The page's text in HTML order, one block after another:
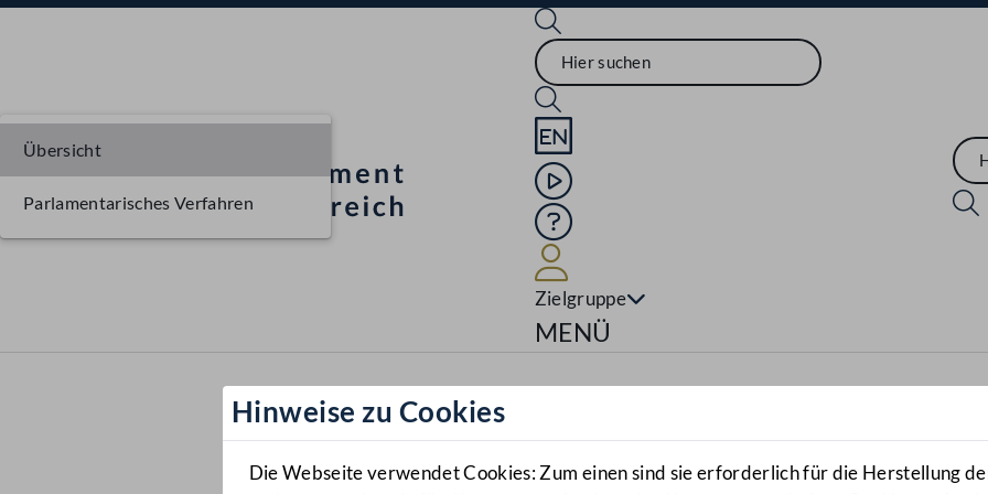
Sprache English
Mediathek
Hilfe
Zielgruppe
Navigationsmenü öffnen
MENÜ
Hinweise zu Cookies
Die Webseite verwendet Cookies: Zum einen sind sie erforderlich für die Herstellung
Übersicht
Parlamentarisches Verfahren